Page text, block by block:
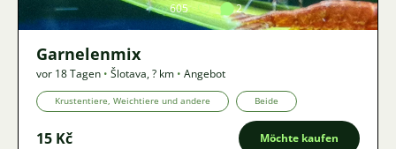
605 2
Garnelenmix
vor 18 Tagen • Šlotava,? km • Angebot
Krustentiere, Weichtiere und andere Beide
15 Kč Möchte kaufen